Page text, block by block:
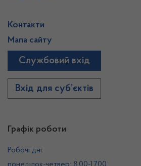
Графік роботи
Робочі дні:
Контакти
Мапа сайту
Службовий вхід
Вхід для суб’єктів